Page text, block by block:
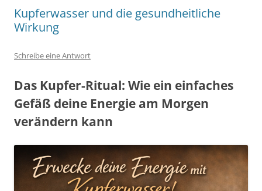
Kupferwasser und die gesundheitliche
Wirkung
Schreibe eine Antwort
Das Kupfer-Ritual: Wie ein einfaches
Gefäß deine Energie am Morgen
verändern kann